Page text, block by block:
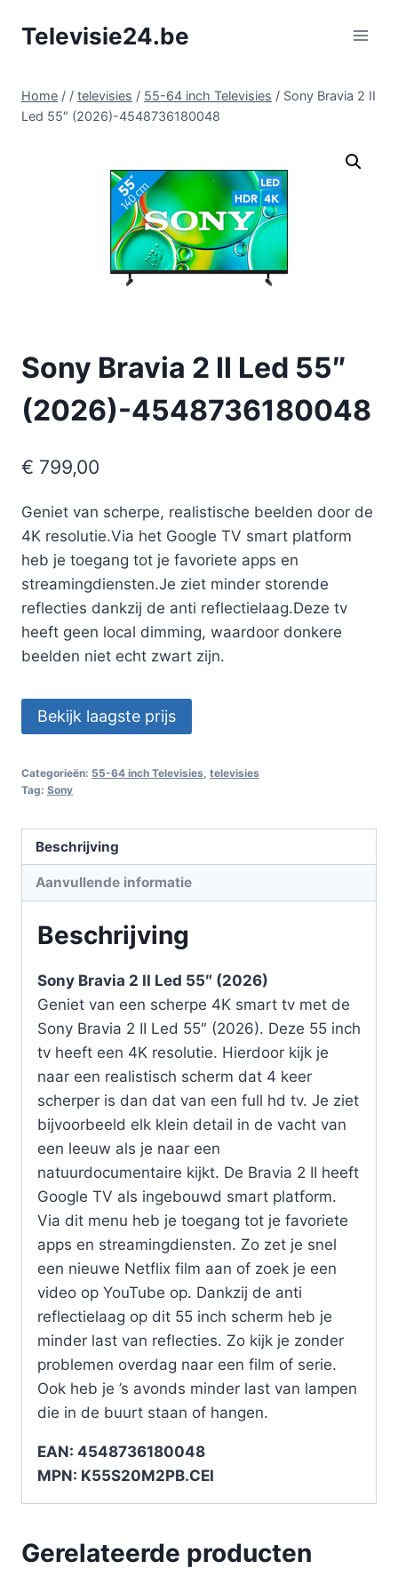
naarTelevisie24.be
Home / / televisies / 55-64 inch Televisies / Sony Bravia 2 II
Led 55″ (2026)-4548736180048
Sony Bravia 2 II Led 55″
(2026)-4548736180048
€ 799,00
Geniet van scherpe, realistische beelden door de
4K resolutie.Via het Google TV smart platform
heb je toegang tot je favoriete apps en
streamingdiensten.Je ziet minder storende
reflecties dankzij de anti reflectielaag.Deze tv
heeft geen local dimming, waardoor donkere
beelden niet echt zwart zijn.
Bekijk laagste prijs
Categorieën: 55-64 inch Televisies televisies
Tag: Sony
Beschrijving
Aanvullende informatie
Beschrijving
Sony Bravia 2 II Led 55″ (2026)
Geniet van een scherpe 4K smart tv met de
Sony Bravia 2 II Led 55″ (2026). Deze 55 inch
tv heeft een 4K resolutie. Hierdoor kijk je
naar een realistisch scherm dat 4 keer
scherper is dan dat van een full hd tv. Je ziet
bijvoorbeeld elk klein detail in de vacht van
een leeuw als je naar een
natuurdocumentaire kijkt. De Bravia 2 II heeft
Google TV als ingebouwd smart platform.
Via dit menu heb je toegang tot je favoriete
apps en streamingdiensten. Zo zet je snel
een nieuwe Netflix film aan of zoek je een
video op YouTube op. Dankzij de anti
reflectielaag op dit 55 inch scherm heb je
minder last van reflecties. Zo kijk je zonder
problemen overdag naar een film of serie.
Ook heb je ’s avonds minder last van lampen
die in de buurt staan of hangen.
EAN: 4548736180048
MPN: K55S20M2PB.CEI
Gerelateerde producten